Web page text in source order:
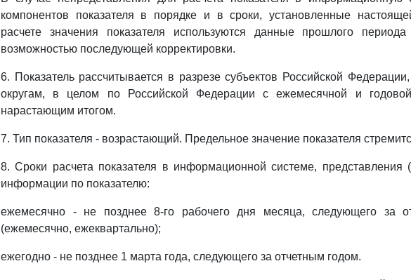
компонентов показателя в порядке и в сроки, установленные
расчете значения показателя используются данные прошлого
возможностью последующей корректировки.
6. Показатель рассчитывается в разрезе субъектов Российской
округам, в целом по Российской Федерации с ежемесячной и годовой
нарастающим итогом.
7. Тип показателя - возрастающий. Предельное значение показателя
8. Сроки расчета показателя в информационной системе, представления
информации по показателю:
ежемесячно - не позднее 8-го рабочего дня месяца, следующего за
(ежемесячно, ежеквартально);
ежегодно - не позднее 1 марта года, следующего за отчетным годом.